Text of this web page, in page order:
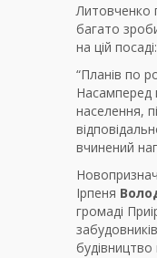
Литовченко
багато
на цій посаді:
“Планів по
Насамперед
населення,
вчинений
Ірпеня
громаді
будівництво